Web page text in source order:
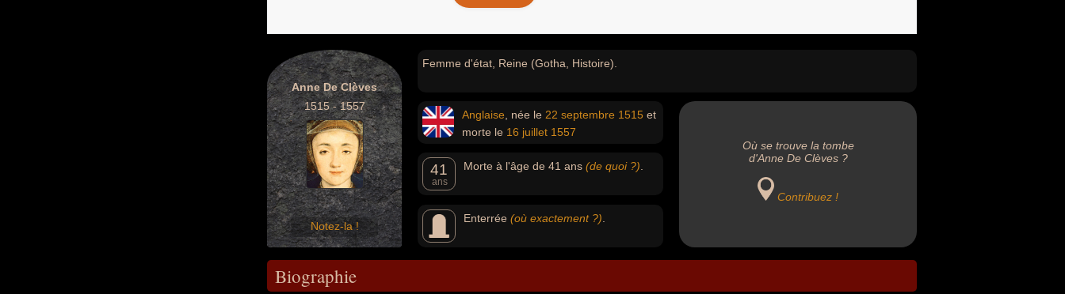
Anne De Clèves
1515 - 1557
Notez-la !
Femme d'état, Reine (Gotha, Histoire).
Anglaise , née le 22 septembre 1515 et
morte le 16 juillet 1557
41
ans
Morte à l'âge de 41 ans (de quoi ?)
Enterrée (où exactement ?)
Où se trouve la tombe
d'Anne De Clèves ?
Contribuez !
Biographie